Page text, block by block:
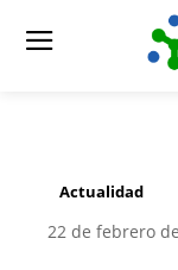
Actualidad
22 de febrero